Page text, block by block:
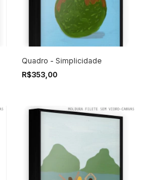
Quadro - Simplicidade
R$353,00